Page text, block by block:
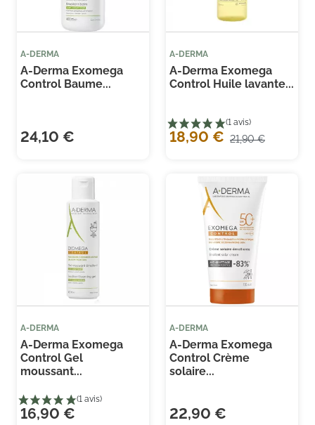
A-DERMA
A-Derma Exomega
Control Baume...
24,10 €
A-DERMA
A-Derma Exomega
Control Huile lavante...
18,90 € 21,90 €
A-DERMA
A-Derma Exomega
Control Gel
moussant...
16,90 €
A-DERMA
A-Derma Exomega
Control Crème
solaire...
22,90 €